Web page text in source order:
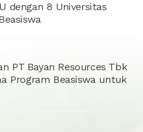
dengan 8 Universitas
PT Bayan Resources Tbk
Program Beasiswa untuk